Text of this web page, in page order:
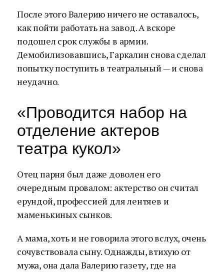
После этого Валерию ничего не оставалось,
как пойти работать на завод. А вскоре
подошел срок службы в армии.
Демобилизовавшись, Гаркалин снова сделал
попытку поступить в театральный — и снова
неудачно.
«Проводится набор на
отделение актеров
театра кукол»
Отец парня был даже доволен его
очередным провалом: актерство он считал
ерундой, профессией для лентяев и
маменькиных сынков.
А мама, хоть и не говорила этого вслух, очень
сочувствовала сыну. Однажды, втихую от
мужа, она дала Валерию газету, где на